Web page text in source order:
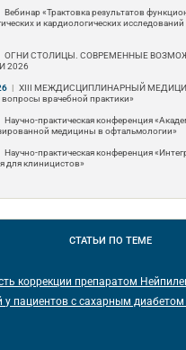
Вебинар «Трактовка результатов
и кардиологических исследований
ОГНИ СТОЛИЦЫ. СОВРЕМЕННЫЕ
2026
| ХIII МЕЖДИСЦИПЛИНАРНЫЙ
врачебной практики»
Научно-практическая конференция
медицины в офтальмологии»
Научно-практическая конференция
для клиницистов»
СТАТЬИ ПО ТЕМЕ
коррекции препаратом
у пациентов с сахарным диабетом